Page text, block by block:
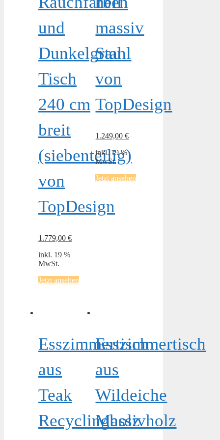
und
Dunkelgrau
Tisch
240 cm
breit
(siebenteilig)
von
TopDesign
1.779,00 €
inkl. 19 %
MwSt.
Jetzt ansehen
massiv
Stahl
von
TopDesign
1.249,00€
inkl. 19 %
MwSt.
Jetzt ansehen
Esszimmertisch
aus
Teak
Recyclingholz
Esszimmertisch
aus
Wildeiche
Massivholz